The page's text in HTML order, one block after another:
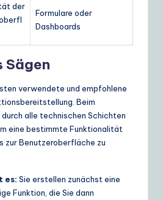
der
Formulare oder
Dashboards
Sägen
verwendete und empfohlene
Beim
alle technischen Schichten
eine bestimmte Funktionalität
zur Benutzeroberfläche zu
es: Sie erstellen zunächst eine
Funktion, die Sie dann